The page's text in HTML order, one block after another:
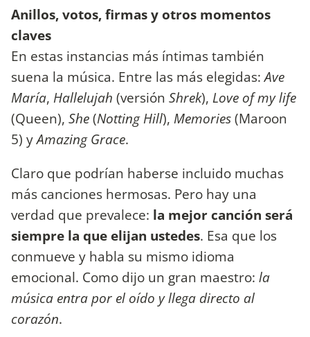
Anillos, votos, firmas y otros momentos
claves
En estas instancias más íntimas también
suena la música. Entre las más elegidas:Ave
María, Hallelujah (versión Shrek), Love of my life
(Queen), She(Notting Hill), Memories(Maroon
5) yAmazing Grace.
Claro que podrían haberse incluido muchas
más canciones hermosas. Pero hay una
verdad que prevalece: la mejor canción será
siempre la que elijan ustedes. Esa que los
conmueve y habla su mismo idioma
emocional. Como dijo un gran maestro: la
música entra por el oído y llega directo al
corazón.